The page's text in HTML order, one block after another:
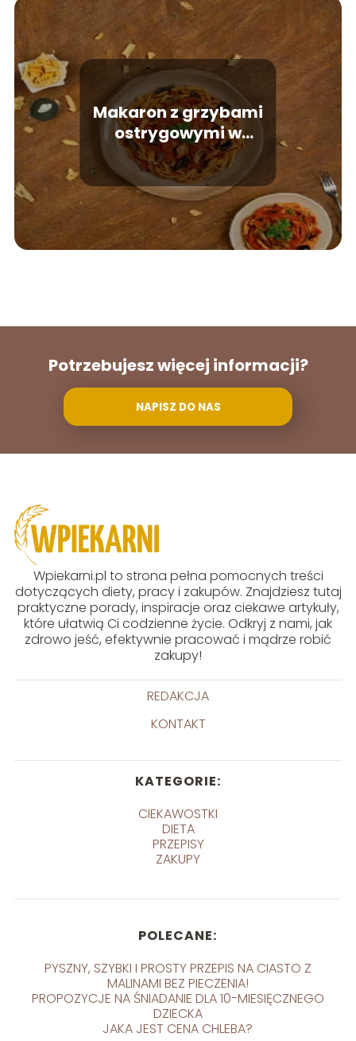
Makaron z grzybami
ostrygowymi w
pomidorowym sosie –
receptura
Potrzebujesz więcej informacji?
NAPISZ DO NAS
Wpiekarni.pl to strona pełna pomocnych treści
dotyczących diety, pracy i zakupów. Znajdziesz tutaj
praktyczne porady, inspiracje oraz ciekawe artykuły,
które ułatwią Ci codzienne życie. Odkryj z nami, jak
zdrowo jeść, efektywnie pracować i mądrze robić
zakupy!
REDAKCJA
KONTAKT
KATEGORIE:
CIEKAWOSTKI
DIETA
PRZEPISY
ZAKUPY
POLECANE:
PYSZNY, SZYBKI I PROSTY PRZEPIS NA CIASTO Z
MALINAMI BEZ PIECZENIA!
PROPOZYCJE NA ŚNIADANIE DLA 10-MIESIĘCZNEGO
DZIECKA
JAKA JEST CENA CHLEBA?